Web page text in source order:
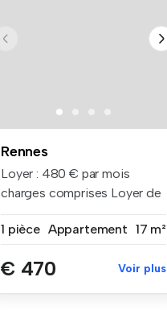
Rennes
Loyer : 480 € par mois
charges comprises Loyer de
1 pièce Appartement 17 m²
€ 470 Voir plus